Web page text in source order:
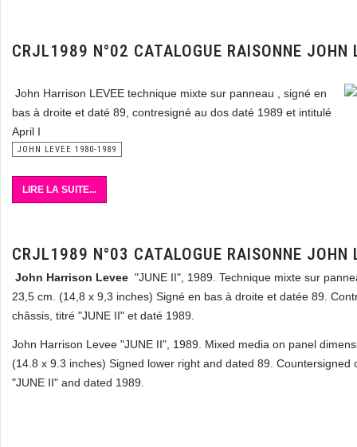
CRJL1989 N°02 CATALOGUE RAISONNE JOHN
John Harrison LEVEE technique mixte sur panneau , signé en
bas à droite et daté 89, contresigné au dos daté 1989 et intitulé
April I
JOHN LEVEE 1980-1989
LIRE LA SUITE...
CRJL1989 N°03 CATALOGUE RAISONNE JOHN
John Harrison Levee "JUNE II", 1989. Technique mixte sur
23,5 cm. (14,8 x 9,3 inches) Signé en bas à droite et datée 89.
châssis, titré "JUNE II" et daté 1989.
John Harrison Levee "JUNE II", 1989. Mixed media on panel
(14.8 x 9.3 inches) Signed lower right and dated 89. Countersigned
"JUNE II" and dated 1989.